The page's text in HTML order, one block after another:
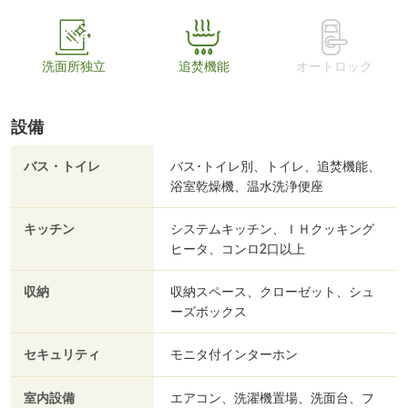
洗面所独立 追焚機能 オートロック
設備
バス・トイレ
バス･トイレ別、トイレ、追焚機能、
浴室乾燥機、温水洗浄便座
キッチン
システムキッチン、ＩＨクッキング
ヒータ、コンロ2口以上
収納
収納スペース、クローゼット、シュ
ーズボックス
セキュリティ モニタ付インターホン
室内設備
エアコン、洗濯機置場、洗面台、フ